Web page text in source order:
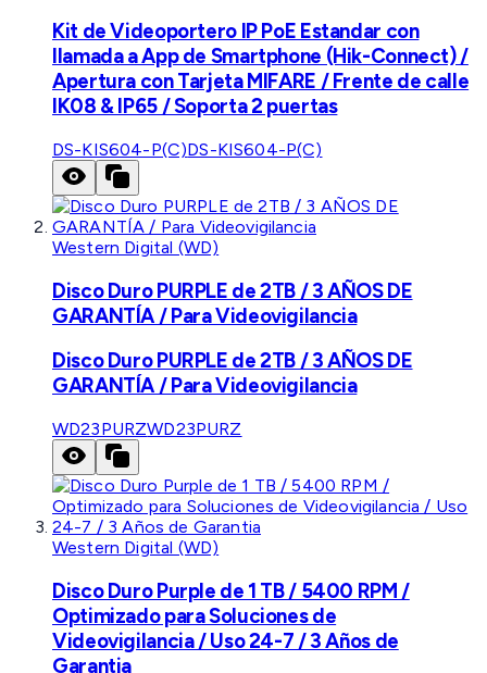
Kit de Videoportero IP PoE Estandar con
llamada a App de Smartphone (Hik-Connect) /
Apertura con Tarjeta MIFARE / Frente de calle
IK08 & IP65 / Soporta 2 puertas
DS-KIS604-P(C)DS-KIS604-P(C)
Western Digital (WD)
Disco Duro PURPLE de 2TB / 3 AÑOS DE
GARANTÍA / Para Videovigilancia
Disco Duro PURPLE de 2TB / 3 AÑOS DE
GARANTÍA / Para Videovigilancia
WD23PURZWD23PURZ
Western Digital (WD)
Disco Duro Purple de 1 TB / 5400 RPM /
Optimizado para Soluciones de
Videovigilancia / Uso 24-7 / 3 Años de
Garantia